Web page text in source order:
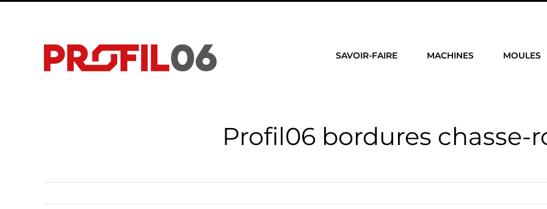
SAVOIR-FAIRE
MACHINES MOULES
Profil06 bordures chasse-